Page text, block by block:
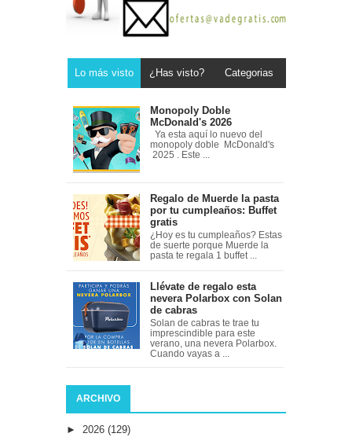
Lo más visto ¿Has visto? Categorias
Monopoly Doble
McDonald's 2026
Ya esta aquí lo nuevo del
monopoly doble McDonald's
2025 . Este ...
Regalo de Muerde la pasta
por tu cumpleaños: Buffet
gratis
¿Hoy es tu cumpleaños? Estas
de suerte porque Muerde la
pasta te regala 1 buffet ...
Llévate de regalo esta
nevera Polarbox con Solan
de cabras
Solan de cabras te trae tu
imprescindible para este
verano, una nevera Polarbox.
Cuando vayas a ...
ARCHIVO
► 2026 (129)